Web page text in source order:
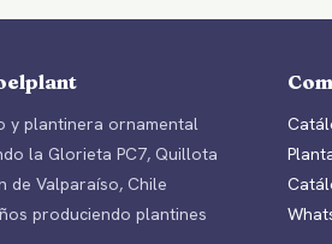
y plantinera ornamental
la Glorieta PC7, Quillota
de Valparaíso, Chile
produciendo plantines